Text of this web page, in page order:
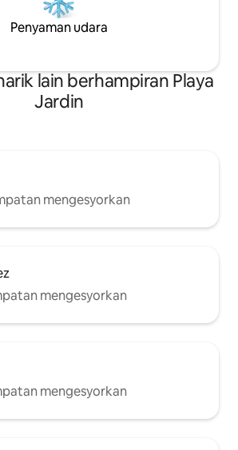
Penyaman udara
lain berhampiran Playa
Jardin
mengesyorkan
mengesyorkan
mengesyorkan